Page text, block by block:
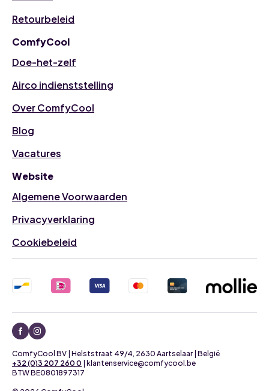
Retourbeleid
ComfyCool
Doe-het-zelf
Airco indienststelling
Over ComfyCool
Blog
Vacatures
Website
Algemene Voorwaarden
Privacyverklaring
Cookiebeleid
+32 (0)3 207 260 0 | klantenservice@comfycool.be
BTW BE0801897317
ComfyCool BV | Helststraat 49/4, 2630 Aartselaar | België